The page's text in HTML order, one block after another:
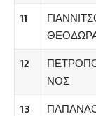
11
12
ΝΟΣ
13